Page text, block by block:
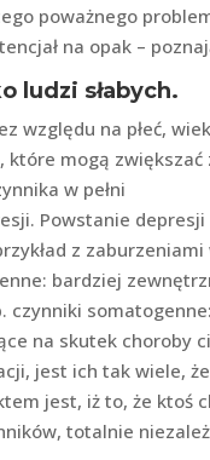
poważnego
na opak –
ludzi słabych.
względu na płeć,
mogą
w pełni
Powstanie
z
bardziej
na skutek choroby
jest ich tak wiele,
jest, iż to, że ktoś
totalnie